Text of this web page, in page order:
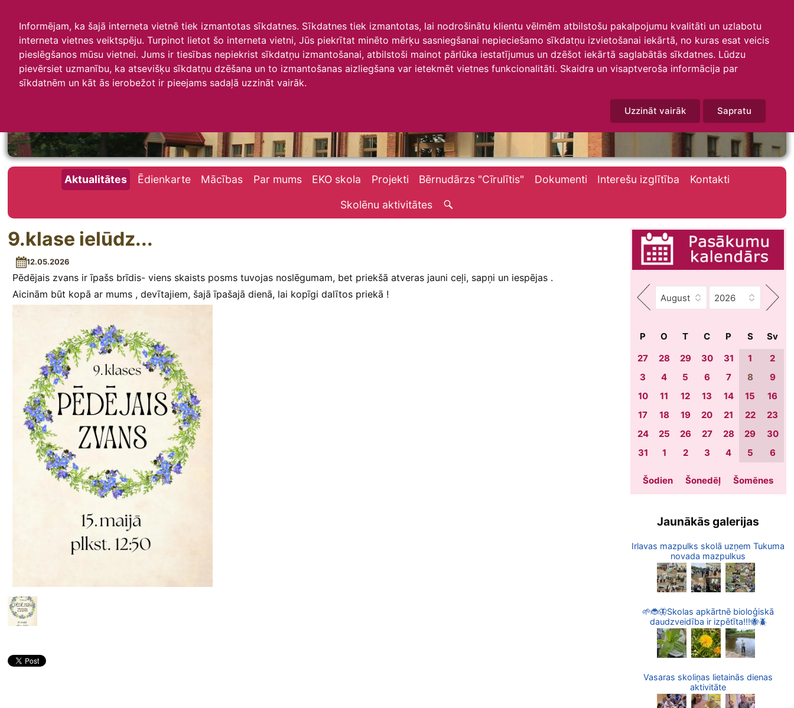
Informējam, ka šajā interneta vietnē tiek izmantotas sīkdatnes. Sīkdatnes tiek izmantotas, lai nodrošinātu klientu vēlmēm atbilstošu pakalpojumu kvalitāti un uzlabotu
interneta vietnes veiktspēju. Turpinot lietot šo interneta vietni, Jūs piekrītat minēto mērķu sasniegšanai nepieciešamo sīkdatņu izvietošanai iekārtā, no kuras esat veicis
pieslēgšanos mūsu vietnei. Jums ir tiesības nepiekrist sīkdatņu izmantošanai, atbilstoši mainot pārlūka iestatījumus un dzēšot iekārtā saglabātās sīkdatnes. Lūdzu
pievērsiet uzmanību, ka atsevišķu sīkdatņu dzēšana un to izmantošanas aizliegšana var ietekmēt vietnes funkcionalitāti. Skaidra un visaptveroša informācija par
sīkdatnēm un kāt ās ierobežot ir pieejams sadaļā uzzināt vairāk.
Uzzināt vairāk Sapratu
Irlavas skola
Aktualitātes Ēdienkarte Mācības Par mums EKO skola Projekti Bērnudārzs "Cīrulītis" Dokumenti Interešu izglītība Kontakti
Skolēnu aktivitātes
9.klase ielūdz...
12.05.2026
Pēdējais zvans ir īpašs brīdis- viens skaists posms tuvojas noslēgumam, bet priekšā atveras jauni ceļi, sapņi un iespējas .
Aicinām būt kopā ar mums , devītajiem, šajā īpašajā dienā, lai kopīgi dalītos priekā !
P O T C P S
Sv
27
28 29 30 31 1
2
3
4 5 6 7 8
9
10
11 12 13 14 15
16
17
18 19 20 21 22
23
24
25 26 27 28 29
30
31
1 2 3 4 5 6
Šodien Šonedēļ Šomēnes
Jaunākās galerijas
Irlavas mazpulks skolā uzņem Tukuma
novada mazpulkus
🌱🐞🦋Skolas apkārtnē bioloģiskā
daudzveidība ir izpētīta!!!🐝🪲
Vasaras skoliņas lietainās dienas
aktivitāte